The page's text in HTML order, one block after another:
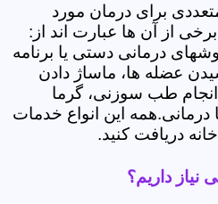
برای درمان مورد
از آن ها عبارت اند از:
درمانی دستی یا برنامه
عضله ها، ماساژ دادن
طب سوزنی، گرما
این انواع خدمات
دریافت کنید.
نیاز داریم؟